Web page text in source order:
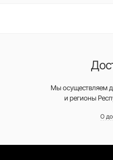
Мы осуществляем
и регионы
О